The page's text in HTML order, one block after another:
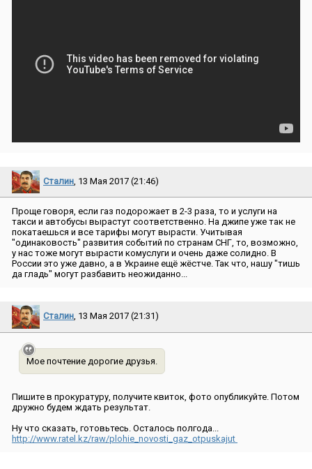
Сталин , 13 Мая 2017 (21:46)
Проще говоря, если газ подорожает в 2-3 раза, то и услуги на
такси и автобусы вырастут соответственно. На джипе уже так не
покатаешься и все тарифы могут вырасти. Учитывая
″одинаковость″ развития событий по странам СНГ, то, возможно,
у нас тоже могут вырасти комуслуги и очень даже солидно. В
России это уже давно, а в Украине ещё жёстче. Так что, нашу ″тишь
да гладь″ могут разбавить неожиданно...
Сталин, 13 Мая 2017 (21:31)
Мое почтение дорогие друзья.
Пишите в прокуратуру, получите квиток, фото опубликуйте. Потом
дружно будем ждать результат.
Ну что сказать, готовьтесь. Осталось полгода...
http://www.ratel.kz/raw/plohie_novosti_gaz_otpuskajut